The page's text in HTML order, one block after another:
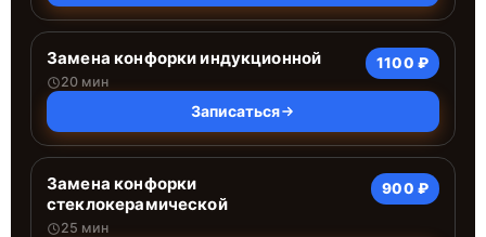
Замена конфорки индукционной
20 мин
1100 ₽
Записаться
Замена конфорки
стеклокерамической
25 мин
900 ₽